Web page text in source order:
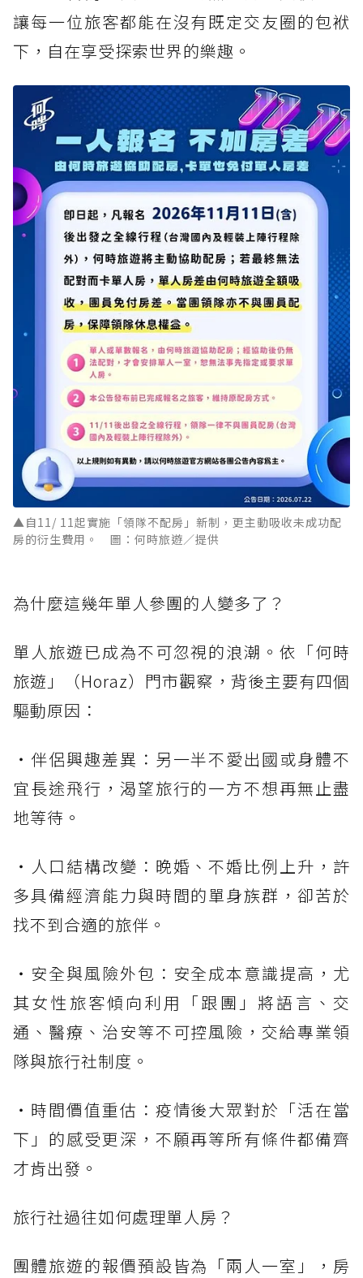
讓每一位旅客都能在沒有既定交友圈的包袱
下，自在享受探索世界的樂趣。
▲自11/ 11起實施「領隊不配房」新制，更主動吸收未成功配
房的衍生費用。 圖：何時旅遊／提供
為什麼這幾年單人參團的人變多了？
單人旅遊已成為不可忽視的浪潮。依「何時
旅遊」（Horaz）門市觀察，背後主要有四個
驅動原因：
・伴侶興趣差異：另一半不愛出國或身體不
宜長途飛行，渴望旅行的一方不想再無止盡
地等待。
・人口結構改變：晚婚、不婚比例上升，許
多具備經濟能力與時間的單身族群，卻苦於
找不到合適的旅伴。
・安全與風險外包：安全成本意識提高，尤
其女性旅客傾向利用「跟團」將語言、交
通、醫療、治安等不可控風險，交給專業領
隊與旅行社制度。
・時間價值重估：疫情後大眾對於「活在當
下」的感受更深，不願再等所有條件都備齊
才肯出發。
旅行社過往如何處理單人房？
團體旅遊的報價預設皆為「兩人一室」，房